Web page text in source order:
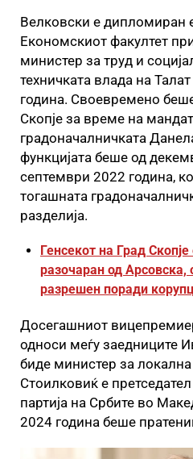
Велковски е дипломиран
Економскиот факултет
министер за труд и
техничката влада на
година. Своевремено
Скопје за време на
градоначалничката
функцијата беше од
септември 2022 година,
тогашната
разделија.
Генсекот на Град
разочаран од Арсовска,
разрешен поради
Досегашниот
односи меѓу заедниците
биде министер за
Стоилковиќ е
партија на Србите во
2024 година беше